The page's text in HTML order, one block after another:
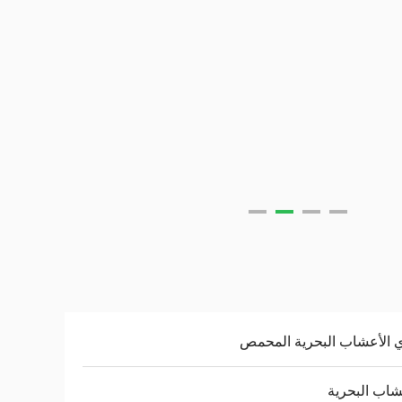
الأعشاب البحرية المحمص
البحرية